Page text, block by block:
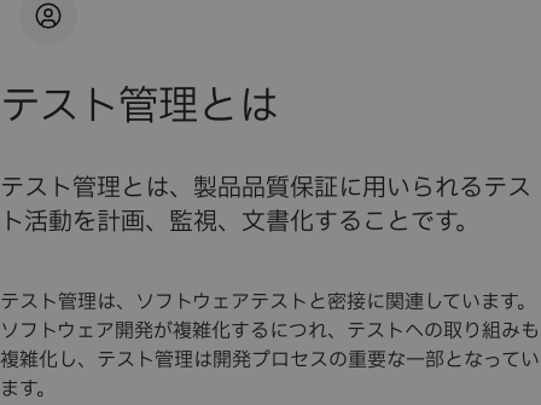
テスト管理とは
テスト管理とは、製品品質保証に用いられるテス
ト活動を計画、監視、文書化することです。
テスト管理は、ソフトウェアテストと密接に関連しています。
ソフトウェア開発が複雑化するにつれ、テストへの取り組みも
複雑化し、テスト管理は開発プロセスの重要な一部となってい
ます。